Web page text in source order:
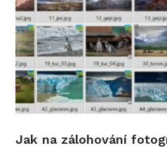
Jak na zálohování